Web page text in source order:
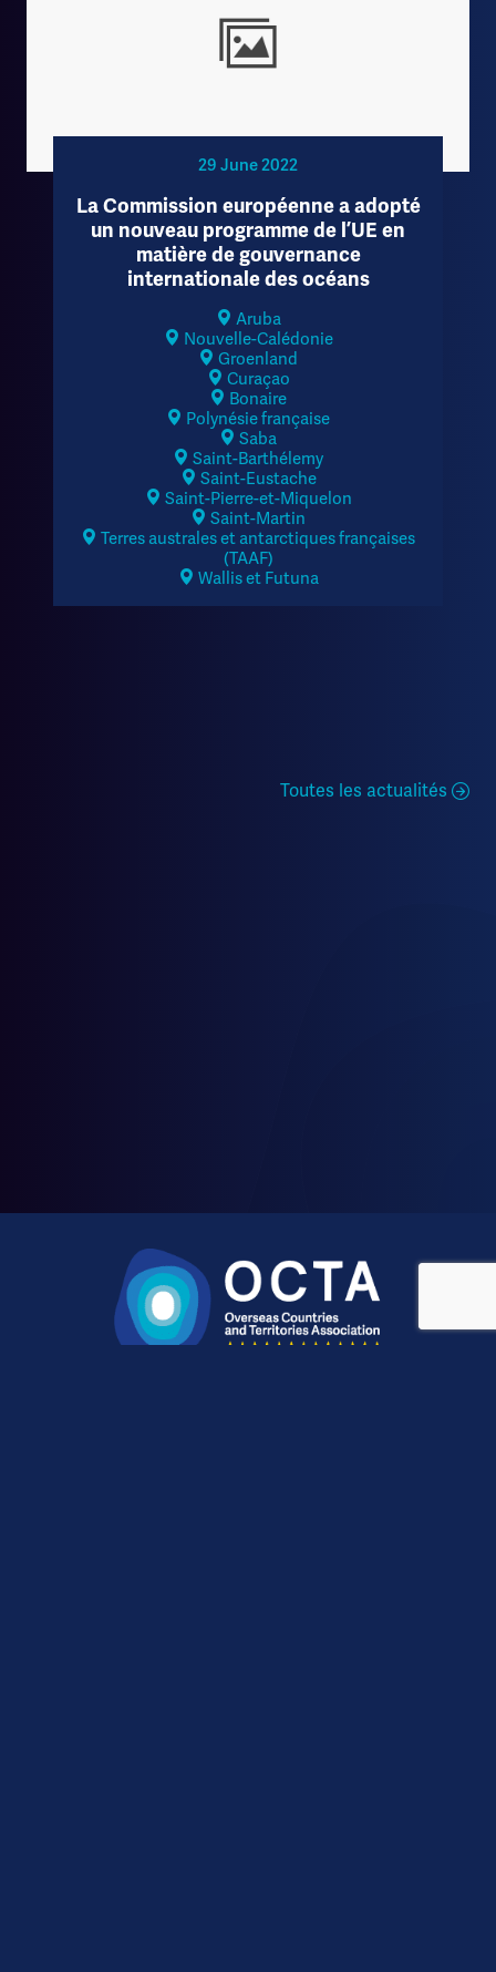
29 June 2022
La Commission européenne a adopté
un nouveau programme de l’UE en
matière de gouvernance
internationale des océans
Aruba
Nouvelle-Calédonie
Groenland
Curaçao
Bonaire
Polynésie française
Saba
Saint-Barthélemy
Saint-Eustache
Saint-Pierre-et-Miquelon
Saint-Martin
Terres australes et antarctiques françaises
(TAAF)
Wallis et Futuna
Toutes les actualités